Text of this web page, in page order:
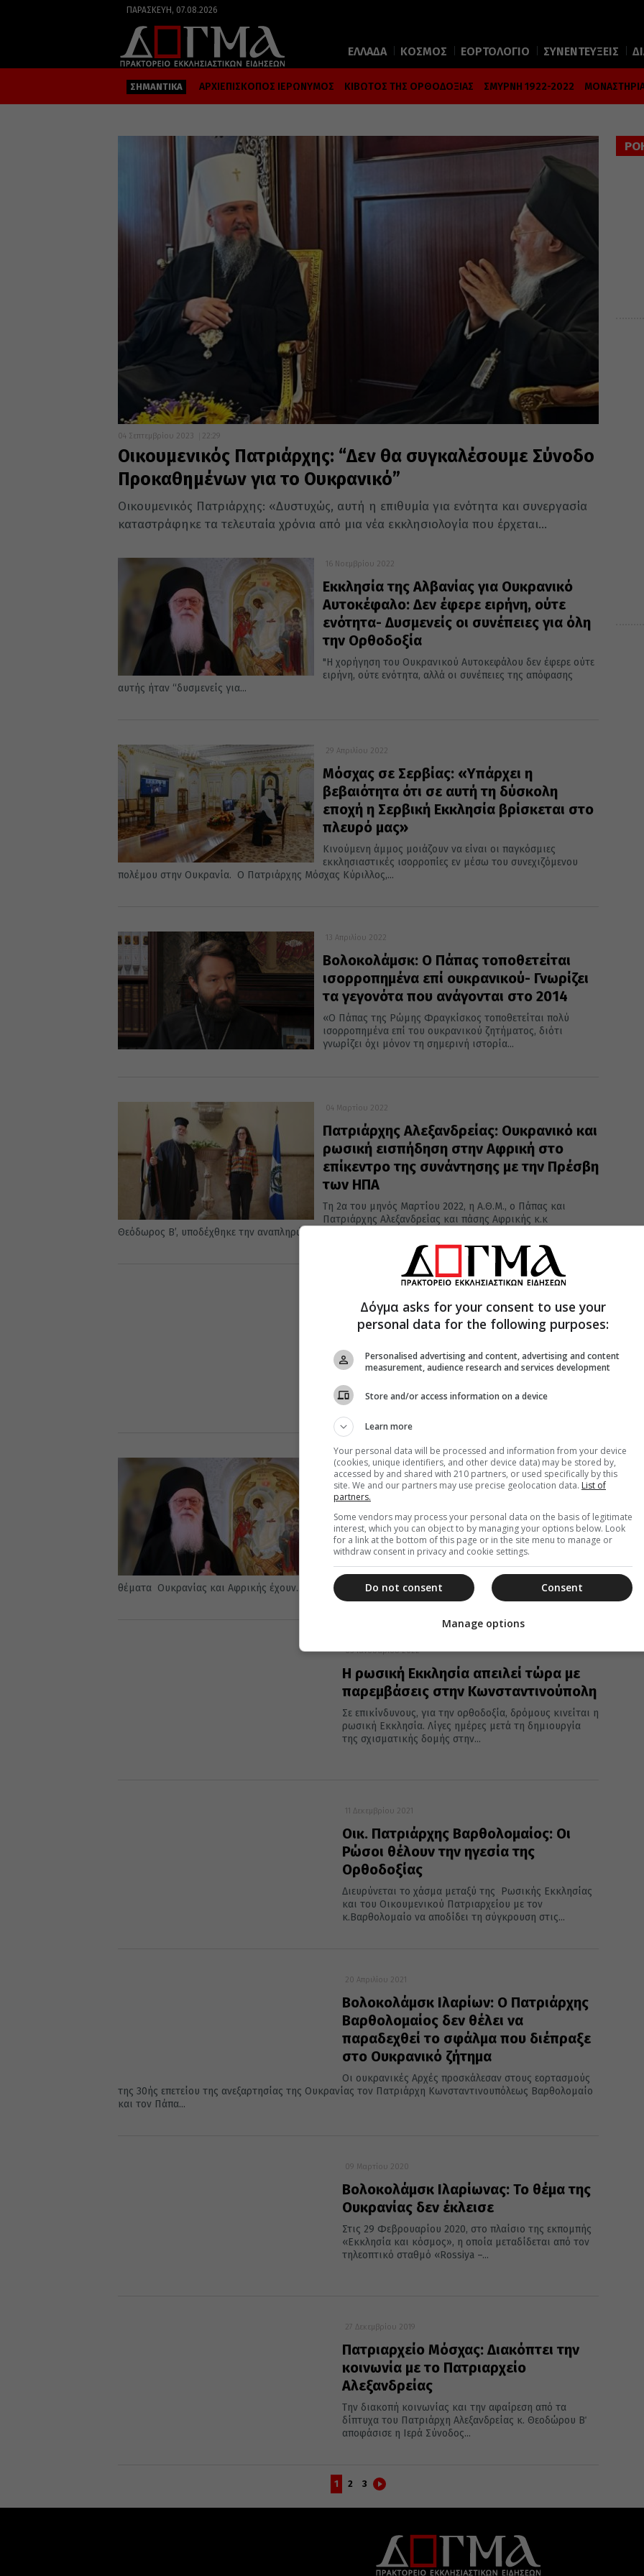
ΠΑΡΑΣΚΕΥΉ, 07.08.2026
ΕΛΛΑΔΑ ΚΟΣΜΟΣ ΕΟΡΤΟΛΟΓΙΟ ΣΥΝΕΝΤΕΥΞΕΙΣ
ΣΗΜΑΝΤΙΚΑ ΑΡΧΙΕΠΙΣΚΟΠΟΣ ΙΕΡΩΝΥΜΟΣ ΚΙΒΩΤΟΣ ΤΗΣ ΟΡΘΟΔΟΞΙΑΣ ΣΜΥΡΝΗ 1922-2022
04 Σεπτεμβρίου 2023 22:29
Οικουμενικός Πατριάρχης: “Δεν θα συγκαλέσουμε Σύνοδο
Προκαθημένων για το Ουκρανικό”
Οικουμενικός Πατριάρχης: «Δυστυχώς, αυτή η επιθυμία για ενότητα και συνεργασία
καταστράφηκε τα τελευταία χρόνια από μια νέα εκκλησιολογία που έρχεται...
16 Νοεμβρίου 2022
Εκκλησία της Αλβανίας για Ουκρανικό
Αυτοκέφαλο: Δεν έφερε ειρήνη, ούτε
ενότητα- Δυσμενείς οι συνέπειες για όλη
την Ορθοδοξία
"Η χορήγηση του Ουκρανικού Αυτοκεφάλου δεν έφερε ούτε
ειρήνη, ούτε ενότητα, αλλά οι συνέπειες της απόφασης
αυτής ήταν “δυσμενείς για...
29 Απριλίου 2022
Μόσχας σε Σερβίας: «Υπάρχει η
βεβαιότητα ότι σε αυτή τη δύσκολη
εποχή η Σερβική Εκκλησία βρίσκεται στο
πλευρό μας»
Κινούμενη άμμος μοιάζουν να είναι οι παγκόσμιες
εκκλησιαστικές ισορροπίες εν μέσω του συνεχιζόμενου
πολέμου στην Ουκρανία. Ο Πατριάρχης Μόσχας Κύριλλος,...
13 Απριλίου 2022
Βολοκολάμσκ: Ο Πάπας τοποθετείται
ισορροπημένα επί ουκρανικού- Γνωρίζει
τα γεγονότα που ανάγονται στο 2014
«Ο Πάπας της Ρώμης Φραγκίσκος τοποθετείται πολύ
ισορροπημένα επί του ουκρανικού ζητήματος, διότι
γνωρίζει όχι μόνον τη σημερινή ιστορία...
04 Μαρτίου 2022
Πατριάρχης Αλεξανδρείας: Ουκρανικό και
ρωσική εισπήδηση στην Αφρική στο
επίκεντρο της συνάντησης με την Πρέσβη
των ΗΠΑ
Τη 2α του μηνός Μαρτίου 2022, η Α.Θ.Μ., ο Πάπας και
Πατριάρχης Αλεξανδρείας και πάσης Αφρικής κ.κ
Θεόδωρος B’, υποδέχθηκε την αναπληρώτρια Πρέσβη...
ΔΙΣ: Στο πλευρό του Πατριαρχείου
Ιεροσολύμων για τις απειλές κατά των
Χριστιανών στου Αγίους Τόπους
Την ενεργή συμπαράστασή της στο παλαίφατο
Πατριαρχείο Ιεροσολύμων δήλωσε η Διαρκής Ιερά
Σύνοδος (ΔΙΣ)- Ευήκοα ώτα βρήκαν οι συνεχείς...
27 Ιανουαρίου 2022
Αλβανίας Αναστάσιος για Ουκρανικό και
Αφρική: Σαφείς οι απόψεις μου – Εκτός
πραγματικότητας άλλες ερμηνευτικές
προσπάθειες
και πάσης Αλβανίας κ. Αναστασίου για τα εκκλησιαστικά
θέματα Ουκρανίας και Αφρικής έχουν...
03 Ιανουαρίου 2022
Η ρωσική Εκκλησία απειλεί τώρα με
παρεμβάσεις στην Κωνσταντινούπολη
Σε επικίνδυνους, για την ορθοδοξία, δρόμους κινείται η
ρωσική Εκκλησία. Λίγες ημέρες μετά τη δημιουργία
της σχισματικής δομής στην...
11 Δεκεμβρίου 2021
Οικ. Πατριάρχης Βαρθολομαίος: Οι
Ρώσοι θέλουν την ηγεσία της
Oρθοδοξίας
Διευρύνεται το χάσμα μεταξύ της Ρωσικής Εκκλησίας
και του Οικουμενικού Πατριαρχείου με τον
κ.Βαρθολομαίο να αποδίδει τη σύγκρουση στις...
20 Απριλίου 2021
Βολοκολάμσκ Ιλαρίων: Ο Πατριάρχης
Βαρθολομαίος δεν θέλει να
παραδεχθεί το σφάλμα που διέπραξε
στο Ουκρανικό ζήτημα
Οι ουκρανικές Αρχές προσκάλεσαν στους εορτασμούς
της 30ής επετείου της ανεξαρτησίας της Ουκρανίας τον Πατριάρχη Κωνσταντινουπόλεως Βαρθολομαίο
και τον Πάπα...
09 Μαρτίου 2020
Βολοκολάμσκ Ιλαρίωνας: Το θέμα της
Ουκρανίας δεν έκλεισε
Στις 29 Φεβρουαρίου 2020, στο πλαίσιο της εκπομπής
«Εκκλησία και κόσμος», η οποία μεταδίδεται από τον
τηλεοπτικό σταθμό «Rossiya –...
27 Δεκεμβρίου 2019
Πατριαρχείο Μόσχας: Διακόπτει την
κοινωνία με το Πατριαρχείο
Αλεξανδρείας
Την διακοπή κοινωνίας και την αφαίρεση από τα
δίπτυχα του Πατριάρχη Αλεξανδρείας κ. Θεοδώρου Β΄
αποφάσισε η Ιερά Σύνοδος...
1 2 3
Δόγμα asks for your consent to use your
personal data for the following purposes:
Personalised advertising and content, advertising and content
measurement, audience research and services development
Store and/or access information on a device
Learn more
Your personal data will be processed and information from your device
(cookies, unique identifiers, and other device data) may be stored by,
accessed by and shared with 210 partners, or used specifically by this
site. We and our partners may use precise geolocation data. List of
partners.
Some vendors may process your personal data on the basis of legitimate
interest, which you can object to by managing your options below. Look
for a link at the bottom of this page or in the site menu to manage or
withdraw consent in privacy and cookie settings.
Consent
Do not consent
Manage options